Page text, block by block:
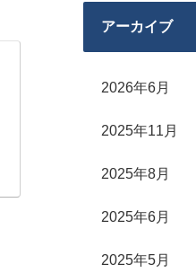
アーカイブ
2026年6月
2025年11月
2025年8月
2025年6月
2025年5月